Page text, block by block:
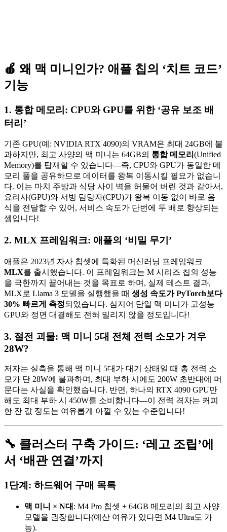
🍎 왜 맥 미니인가? 애플 칩의 ‘치트 코드’
기능
1. 통합 메모리: CPU와 GPU를 위한 ‘공유 보조 배
터리’
기존 GPU(예: NVIDIA RTX 4090)의 VRAM은 최대 24GB에 불
과하지만, 최고 사양의 맥 미니는 64GB의 통합 메모리 (Unified
Memory)를 탑재할 수 있습니다—즉, CPU와 GPU가 동일한 메
모리 풀을 공유하므로 데이터를 왕복 이동시킬 필요가 없습니
다. 이는 마치 주방과 식당 사이 벽을 허물어 버린 것과 같아서,
요리사(GPU)와 서빙 담당자(CPU)가 왕복 이동 없이 바로 음
식을 전달할 수 있어, 서비스 속도가 단번에 두 배로 향상되는
셈입니다!
2. MLX 프레임워크: 애플의 ‘비밀 무기’
애플은 2023년 자사 칩셋에 특화된 머신러닝 프레임워크
MLX를 출시했습니다. 이 프레임워크는 M 시리즈 칩의 성능
을 극한까지 끌어내는 것을 목표로 하며, 실제 테스트 결과,
MLX로 Llama 3 모델을 실행했을 때 생성 속도가 PyTorch보다
30% 빠르게 측정되었습니다. 심지어 단일 맥 미니가 고성능
GPU와 정면 대결해도 전혀 밀리지 않을 정도입니다!
3. 절전 괴물: 맥 미니 5대 전체 전력 소모가 겨우
28W?
저자는 실측을 통해 맥 미니 5대가 대기 상태일 때 총 전력 소
모가 단 28W에 불과하며, 최대 부하 시에도 200W 초반대에 머
문다는 사실을 확인했습니다. 반면, 하나의 RTX 4090 GPU만
해도 최대 부하 시 450W를 소비합니다—이 전력 격차는 커피
한 잔 값 정도는 여유롭게 아낄 수 있는 수준입니다!
🔧 클러스터 구축 가이드: ‘레고 조립’에
서 ‘배관 연결’까지
1단계: 하드웨어 구매 목록
맥 미니 × N대 : M4 Pro 칩셋 + 64GB 메모리의 최고 사양
모델을 권장합니다(예산 여유가 있다면 M4 Ultra도 가
능).